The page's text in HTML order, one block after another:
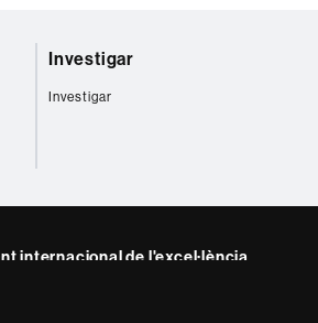
Investigar
Investigar
internacional de l'excel·lència